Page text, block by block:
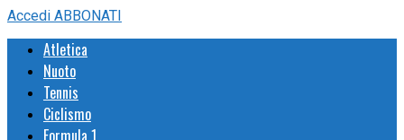
Accedi ABBONATI
Atletica
Nuoto
Tennis
Ciclismo